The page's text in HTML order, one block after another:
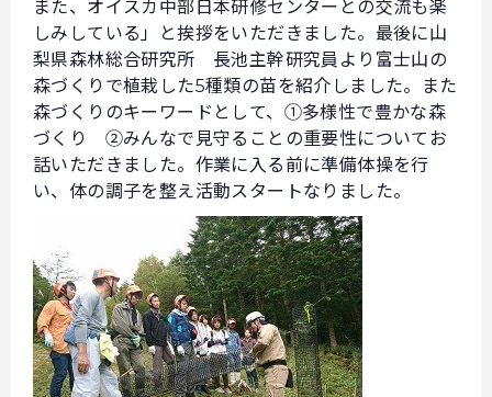
また、オイスカ中部日本研修センターとの交流も楽
しみしている」と挨拶をいただきました。最後に山
梨県森林総合研究所 長池主幹研究員より富士山の
森づくりで植栽した5種類の苗を紹介しました。また
森づくりのキーワードとして、①多様性で豊かな森
づくり ②みんなで見守ることの重要性についてお
話いただきました。作業に入る前に準備体操を行
い、体の調子を整え活動スタートなりました。